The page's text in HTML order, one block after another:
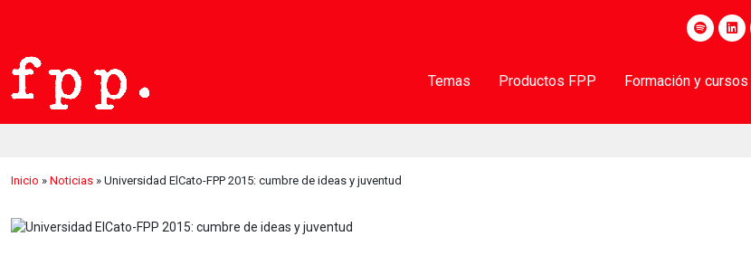
Temas Productos FPP Formación y cursos
Inicio » Noticias » Universidad ElCato-FPP 2015: cumbre de ideas y juventud